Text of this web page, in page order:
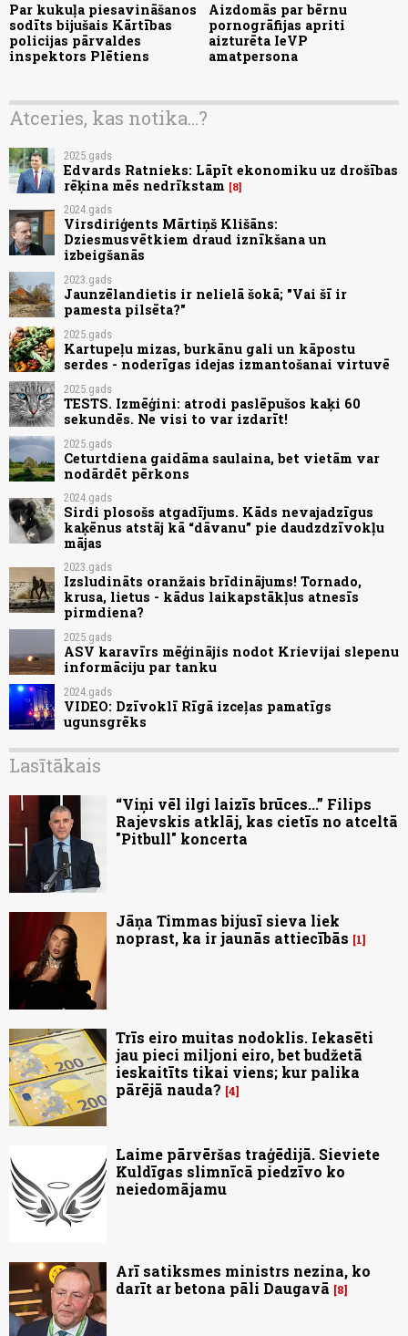
Par kukuļa piesavināšanos
sodīts bijušais Kārtības
policijas pārvaldes
inspektors Plētiens
Aizdomās par bērnu
pornogrāfijas apriti
aizturēta IeVP
amatpersona
Atceries, kas notika...?
2025.gads
Edvards Ratnieks: Lāpīt ekonomiku uz drošības
rēķina mēs nedrīkstam
8
2024.gads
Virsdiriģents Mārtiņš Klišāns:
Dziesmusvētkiem draud iznīkšana un
izbeigšanās
2023.gads
Jaunzēlandietis ir nelielā šokā; "Vai šī ir
pamesta pilsēta?"
2025.gads
Kartupeļu mizas, burkānu gali un kāpostu
serdes - noderīgas idejas izmantošanai virtuvē
2025.gads
TESTS. Izmēģini: atrodi paslēpušos kaķi 60
sekundēs. Ne visi to var izdarīt!
2025.gads
Ceturtdiena gaidāma saulaina, bet vietām var
nodārdēt pērkons
2024.gads
Sirdi plosošs atgadījums. Kāds nevajadzīgus
kaķēnus atstāj kā “dāvanu” pie daudzdzīvokļu
mājas
2023.gads
Izsludināts oranžais brīdinājums! Tornado,
krusa, lietus - kādus laikapstākļus atnesīs
pirmdiena?
2025.gads
ASV karavīrs mēģinājis nodot Krievijai slepenu
informāciju par tanku
2024.gads
VIDEO: Dzīvoklī Rīgā izceļas pamatīgs
ugunsgrēks
Lasītākais
“Viņi vēl ilgi laizīs brūces...” Filips
Rajevskis atklāj, kas cietīs no atceltā
"Pitbull" koncerta
Jāņa Timmas bijusī sieva liek
noprast, ka ir jaunās attiecībās
1
Trīs eiro muitas nodoklis. Iekasēti
jau pieci miljoni eiro, bet budžetā
ieskaitīts tikai viens; kur palika
pārējā nauda? 4
Laime pārvēršas traģēdijā. Sieviete
Kuldīgas slimnīcā piedzīvo ko
neiedomājamu
Arī satiksmes ministrs nezina, ko
darīt ar betona pāli Daugavā
8